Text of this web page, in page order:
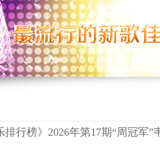
排行榜》2026年第17期“周冠军